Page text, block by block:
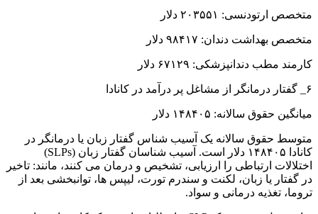
متخصص ارتودنسی: ۲۰۳۵۵۱ دلار
متخصص بهداشت دندان: ۹۸۴۱۷ دلار
کارمند مطب دندانپزشکی: ۶۷۱۲۹ دلار
۶_ گفتار درمانگر از مشاغل پر درآمد در کانادا
میانگین حقوق سالانه: ۱۴۸۴۰۵ دلار
متوسط ​​حقوق سالانه یک آسیب شناس گفتار زبان یا درمانگر در
کانادا ۱۴۸۴۰۵ دلار است. آسیب شناسان گفتار زبان (SLPs)
اختلالات ارتباطی را ارزیابی، تشخیص و درمان می کنند، مانند: تاخیر
در گفتار یا زبان، لکنت و سندرم تورت، لیپس ها، توانبخشی بعد از
تروما، تغذیه درمانی و سواد.